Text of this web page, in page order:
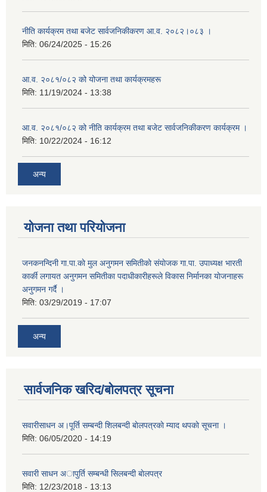
नीति कार्यक्रम तथा बजेट सार्वजनिकीकरण आ.व. २०८२।०८३ ।
मिति: 06/24/2025 - 15:26
आ.व. २०८१/०८२ को योजना तथा कार्यक्रमहरू
मिति: 11/19/2024 - 13:38
आ.व. २०८१/०८२ को नीति कार्यक्रम तथा बजेट सार्वजनिकीकरण कार्यक्रम ।
मिति: 10/22/2024 - 16:12
अन्य
योजना तथा परियोजना
जनकनन्दिनी गा.पा.काे मुल अनुगमन समितीकाे संयाेजक गा.पा. उपाध्यक्ष भारती
कार्की लगायत अनुगमन समितीका पदाधीकारीहरूले विकास निर्मानका याेजनाहरू
अनुगमन गर्दै ।
मिति: 03/29/2019 - 17:07
अन्य
सार्वजनिक खरिद/बोलपत्र सूचना
सवारीसाधन अ।पूर्ति सम्बन्दी शिलबन्दी बाेलपत्रकाे म्याद थपकाे सूचना ।
मिति: 06/05/2020 - 14:19
सवारी साधन अापुर्ति सम्बन्धी सिलबन्दी बाेलपत्र
मिति: 12/23/2018 - 13:13